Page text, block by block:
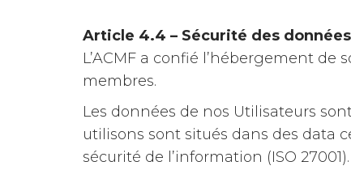
Article 4.4 – Sécurité des données
L’ACMF a confié l’hébergement
membres.
Les données de nos Utilisateurs
utilisons sont situés dans des data
sécurité de l’information (ISO 27001).